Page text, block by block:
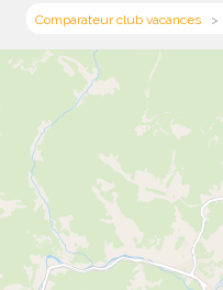
Comparateur club vacances